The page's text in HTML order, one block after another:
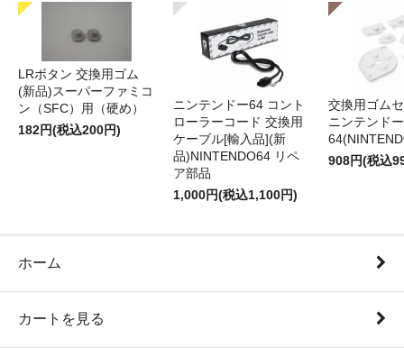
LRボタン 交換用ゴム
(新品)スーパーファミコ
ン（SFC）用（硬め）
182円(税込200円)
ニンテンドー64 コント
ローラーコード 交換用
ケーブル[輸入品](新
品)NINTENDO64 リペ
ア部品
1,000円(税込1,100円)
交換用ゴム
ニンテンドー
908円(税込
ホーム
カートを見る